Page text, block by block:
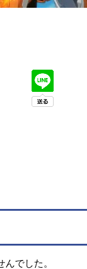
でした。